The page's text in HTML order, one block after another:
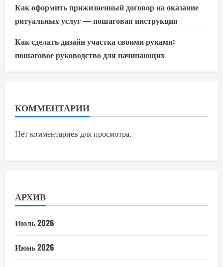
Как оформить прижизненный договор на оказание
ритуальных услуг — пошаговая инструкция
Как сделать дизайн участка своими руками:
пошаговое руководство для начинающих
КОММЕНТАРИИ
Нет комментариев для просмотра.
АРХИВ
Июль 2026
Июнь 2026